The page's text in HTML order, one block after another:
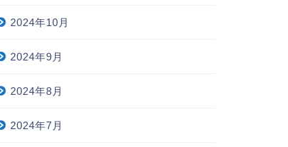
2024年10月
2024年9月
2024年8月
2024年7月